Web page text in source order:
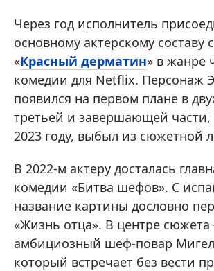
Через год исполнитель
основному актерскому составу
«Красный дерматин» в жанре
комедии для Netflix. Персонаж
появился на первом плане в
третьей и завершающей
2023 году, выбыл из сюжетной
В 2022-м актеру досталась
комедии «Битва шефов». С
название картины дословно
«Жизнь отца». В центре
амбициозный шеф-повар
который встречает без вести